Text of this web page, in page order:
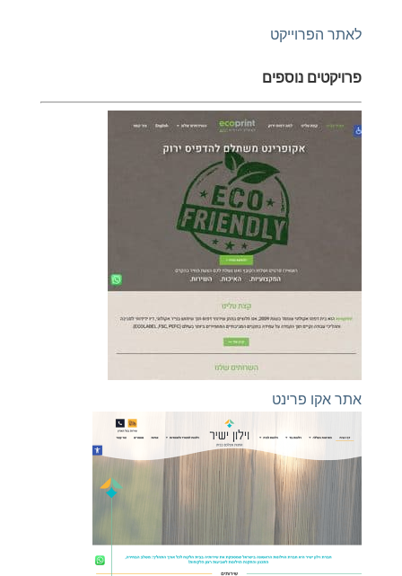
לאתר הפרוייקט
פרויקטים נוספים
אתר אקו פרינט